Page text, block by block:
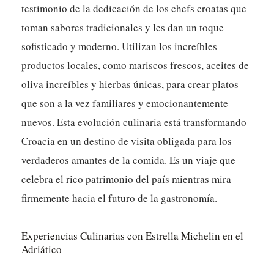
testimonio de la dedicación de los chefs croatas que
toman sabores tradicionales y les dan un toque
sofisticado y moderno. Utilizan los increíbles
productos locales, como mariscos frescos, aceites de
oliva increíbles y hierbas únicas, para crear platos
que son a la vez familiares y emocionantemente
nuevos.Esta evolución culinaria está transformando
Croacia en un destino de visita obligada para los
verdaderos amantes de la comida. Es un viaje que
celebra el rico patrimonio del país mientras mira
firmemente hacia el futuro de la gastronomía.
Experiencias Culinarias con Estrella Michelin en el
Adriático